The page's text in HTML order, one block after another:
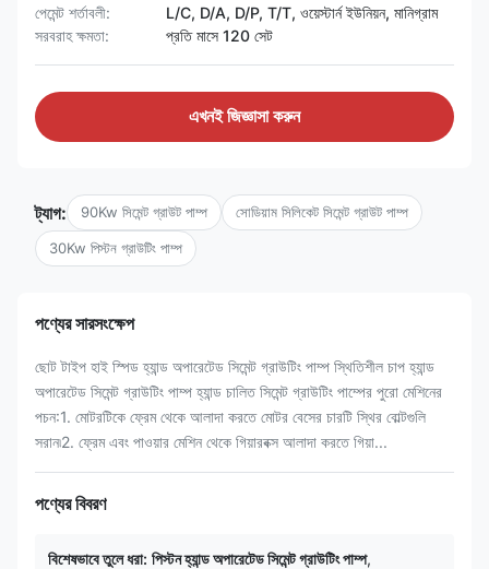
পেমেন্ট শর্তাবলী:
L/C, D/A, D/P, T/T, ওয়েস্টার্ন ইউনিয়ন, মানিগ্রাম
সরবরাহ ক্ষমতা:
প্রতি মাসে 120 সেট
এখনই জিজ্ঞাসা করুন
ট্যাগ: 90Kw সিমেন্ট গ্রাউট পাম্প সোডিয়াম সিলিকেট সিমেন্ট গ্রাউট পাম্প
30Kw পিস্টন গ্রাউটিং পাম্প
পণ্যের সারসংক্ষেপ
ছোট টাইপ হাই স্পিড হ্যান্ড অপারেটেড সিমেন্ট গ্রাউটিং পাম্প স্থিতিশীল চাপ হ্যান্ড
অপারেটেড সিমেন্ট গ্রাউটিং পাম্প হ্যান্ড চালিত সিমেন্ট গ্রাউটিং পাম্পের পুরো মেশিনের
পচন:1. মোটরটিকে ফ্রেম থেকে আলাদা করতে মোটর বেসের চারটি স্থির বোল্টগুলি
সরান৷2. ফ্রেম এবং পাওয়ার মেশিন থেকে গিয়ারবক্স আলাদা করতে গিয়া...
পণ্যের বিবরণ
বিশেষভাবে তুলে ধরা: পিস্টন হ্যান্ড অপারেটেড সিমেন্ট গ্রাউটিং পাম্প,